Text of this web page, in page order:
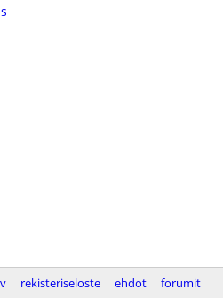
rekisteriseloste ehdot forumit